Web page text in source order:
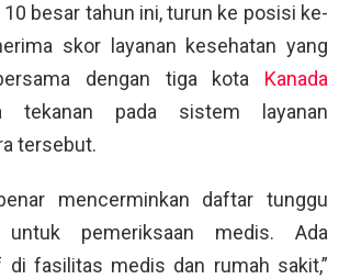
10 besar tahun ini, turun ke posisi ke-
skor layanan kesehatan yang
dengan tiga kota Kanada
tekanan pada sistem layanan
tersebut.
mencerminkan daftar tunggu
pemeriksaan medis. Ada
di fasilitas medis dan rumah sakit,”